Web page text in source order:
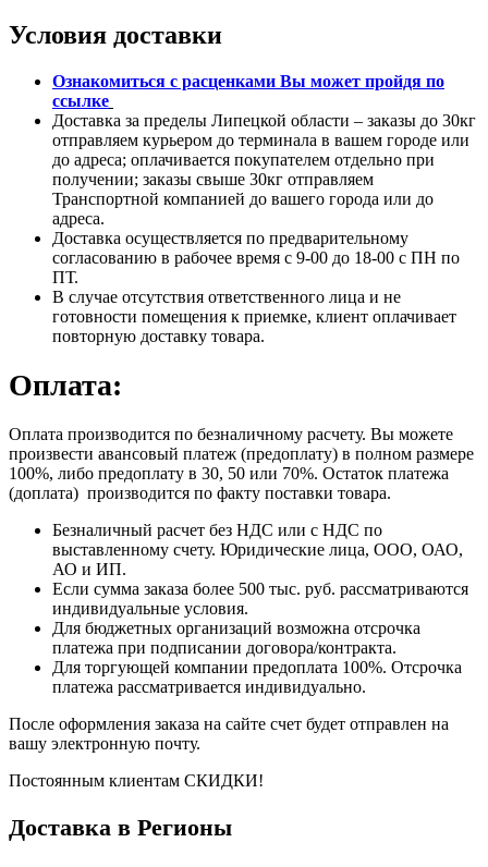
Условия доставки
Ознакомиться с расценками Вы может пройдя по
ссылке
Доставка за пределы Липецкой области – заказы до 30кг
отправляем курьером до терминала в вашем городе или
до адреса; оплачивается покупателем отдельно при
получении; заказы свыше 30кг отправляем
Транспортной компанией до вашего города или до
адреса.
Доставка осуществляется по предварительному
согласованию в рабочее время с 9-00 до 18-00 с ПН по
ПТ.
В случае отсутствия ответственного лица и не
готовности помещения к приемке, клиент оплачивает
повторную доставку товара.
Оплата:
Оплата производится по безналичному расчету. Вы можете
произвести авансовый платеж (предоплату) в полном размере
100%, либо предоплату в 30, 50 или 70%. Остаток платежа
(доплата) производится по факту поставки товара.
Безналичный расчет без НДС или с НДС по
выставленному счету. Юридические лица, ООО, ОАО,
АО и ИП.
Если сумма заказа более 500 тыс. руб. рассматриваются
индивидуальные условия.
Для бюджетных организаций возможна отсрочка
платежа при подписании договора/контракта.
Для торгующей компании предоплата 100%. Отсрочка
платежа рассматривается индивидуально.
После оформления заказа на сайте счет будет отправлен на
вашу электронную почту.
Постоянным клиентам СКИДКИ!
Доставка в Регионы